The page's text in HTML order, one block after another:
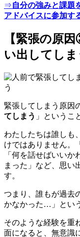
⇒自分の強みと課題
アドバイスに参加す
【緊張の原
い出してしま
緊張してしまう原因
てしまう 」というこ
わたしたちは誰しも
けではありません。
「何を話せばいい
まった」など、思い
す。
つまり 誰もが過去
かなかった…」 とい
そのような経験を重
面になると
無意識